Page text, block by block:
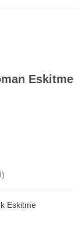
Eskitme
Eskitme